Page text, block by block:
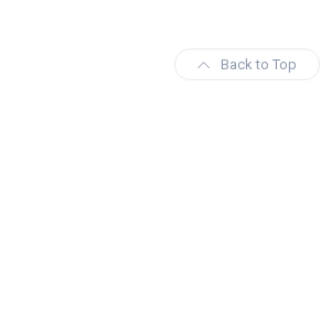
Back to Top